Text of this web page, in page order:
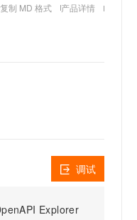
复制 MD 格式 产品详情
Explorer
调试